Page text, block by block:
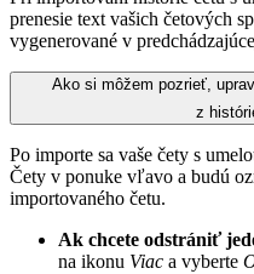
prenesie text vašich četových
vygenerované v
Ako si môžem pozrieť,
z
Po importe sa vaše čety s
Čety v ponuke vľavo a budú
importovaného četu.
Ak chcete odstrániť
na ikonu Viac a vyberte